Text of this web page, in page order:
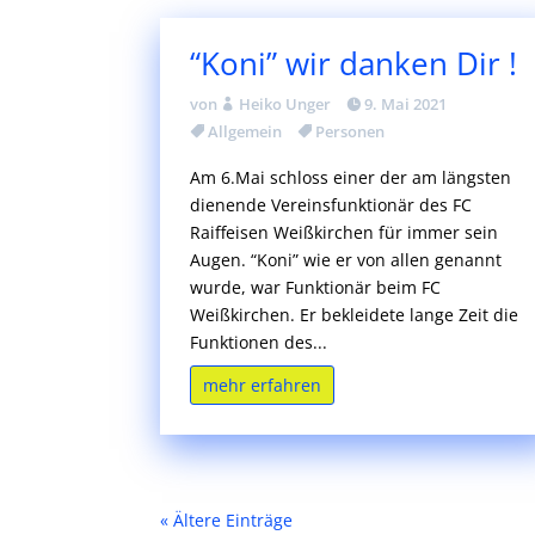
“Koni” wir danken Dir !
von Heiko Unger
9. Mai 2021
Allgemein
Personen
Am 6.Mai schloss einer der am längsten
dienende Vereinsfunktionär des FC
Raiffeisen Weißkirchen für immer sein
Augen. “Koni” wie er von allen genannt
wurde, war Funktionär beim FC
Weißkirchen. Er bekleidete lange Zeit die
Funktionen des...
mehr erfahren
« Ältere Einträge